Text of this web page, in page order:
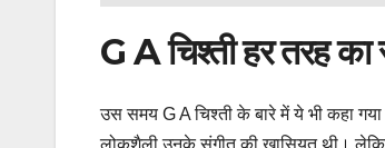
G A चिश्ती हर तरह का
उस समय G A चिश्ती के बारे में ये भी कहा गया
लोकशैली उनके संगीत की ख़ासियत थी। लेकिन